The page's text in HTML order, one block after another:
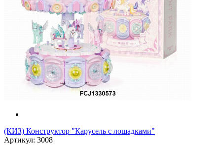
(КИЗ) Конструктор "Карусель с лошадками"
Артикул: 3008